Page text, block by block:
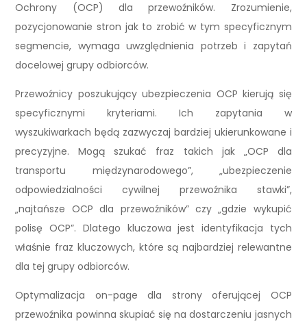
Ochrony (OCP) dla przewoźników. Zrozumienie,
pozycjonowanie stron jak to zrobić w tym specyficznym
segmencie, wymaga uwzględnienia potrzeb i zapytań
docelowej grupy odbiorców.
Przewoźnicy poszukujący ubezpieczenia OCP kierują się
specyficznymi kryteriami. Ich zapytania w
wyszukiwarkach będą zazwyczaj bardziej ukierunkowane i
precyzyjne. Mogą szukać fraz takich jak „OCP dla
transportu międzynarodowego”, „ubezpieczenie
odpowiedzialności cywilnej przewoźnika stawki”,
„najtańsze OCP dla przewoźników” czy „gdzie wykupić
polisę OCP”. Dlatego kluczowa jest identyfikacja tych
właśnie fraz kluczowych, które są najbardziej relewantne
dla tej grupy odbiorców.
Optymalizacja on-page dla strony oferującej OCP
przewoźnika powinna skupiać się na dostarczeniu jasnych